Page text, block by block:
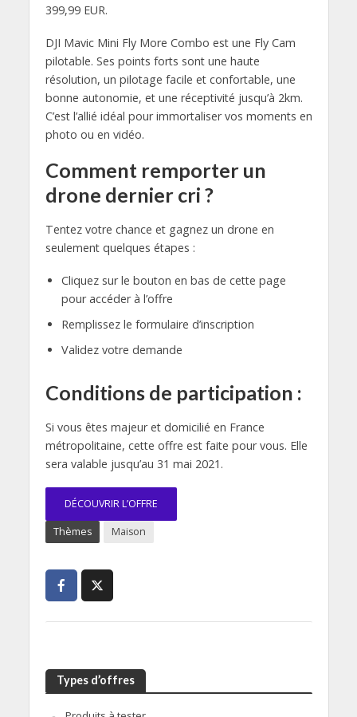
399,99 EUR.
DJI Mavic Mini Fly More Combo est une Fly Cam
pilotable. Ses points forts sont une haute
résolution, un pilotage facile et confortable, une
bonne autonomie, et une réceptivité jusqu’à 2km.
C’est l’allié idéal pour immortaliser vos moments en
photo ou en vidéo.
Comment remporter un
drone dernier cri ?
Tentez votre chance et gagnez un drone en
seulement quelques étapes :
Cliquez sur le bouton en bas de cette page
pour accéder à l’offre
Remplissez le formulaire d’inscription
Validez votre demande
Conditions de participation :
Si vous êtes majeur et domicilié en France
métropolitaine, cette offre est faite pour vous. Elle
sera valable jusqu’au 31 mai 2021.
DÉCOUVRIR L’OFFRE
Thèmes Maison
Types d’offres